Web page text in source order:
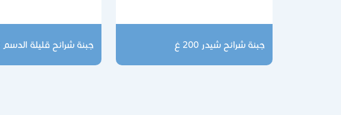
جبنة شرائح شيدر 200 غ جبنة شرائح قليلة الدسم 200 غ